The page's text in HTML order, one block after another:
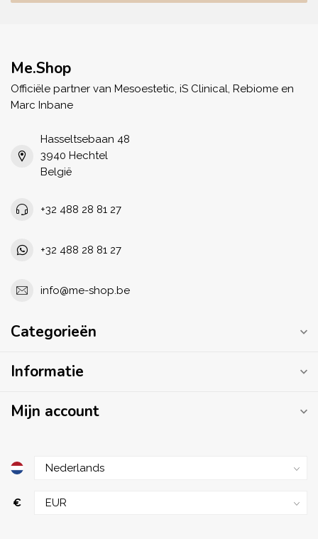
Me.Shop
Officiële partner van Mesoestetic, iS Clinical, Rebiome en
Marc Inbane
Hasseltsebaan 48
3940 Hechtel
België
+32 488 28 81 27
+32 488 28 81 27
info@me-shop.be
Categorieën
Informatie
Mijn account
€